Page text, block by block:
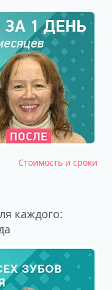
Стоимость и сроки
каждого: